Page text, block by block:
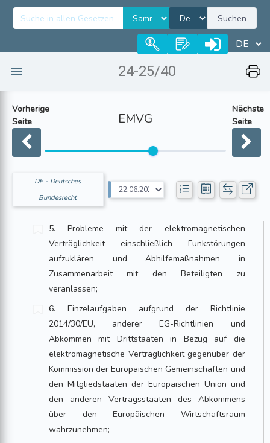
Suchen
24-25/40
Vorherige
Seite
EMVG
Nächste
Seite
DE - Deutsches
Bundesrecht
5. Probleme mit der elektromagnetischen
Verträglichkeit einschließlich Funkstörungen
aufzuklären und Abhilfemaßnahmen in
Zusammenarbeit mit den Beteiligten zu
veranlassen;
6. Einzelaufgaben aufgrund der Richtlinie
2014/30/EU, anderer EG-Richtlinien und
Abkommen mit Drittstaaten in Bezug auf die
elektromagnetische Verträglichkeit gegenüber der
Kommission der Europäischen Gemeinschaften und
den Mitgliedstaaten der Europäischen Union und
den anderen Vertragsstaaten des Abkommens
über den Europäischen Wirtschaftsraum
wahrzunehmen;